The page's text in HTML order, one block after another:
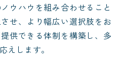
ウハウを組み合わせること
せ、より幅広い選択肢をお
供できる体制を構築し、多
えします。